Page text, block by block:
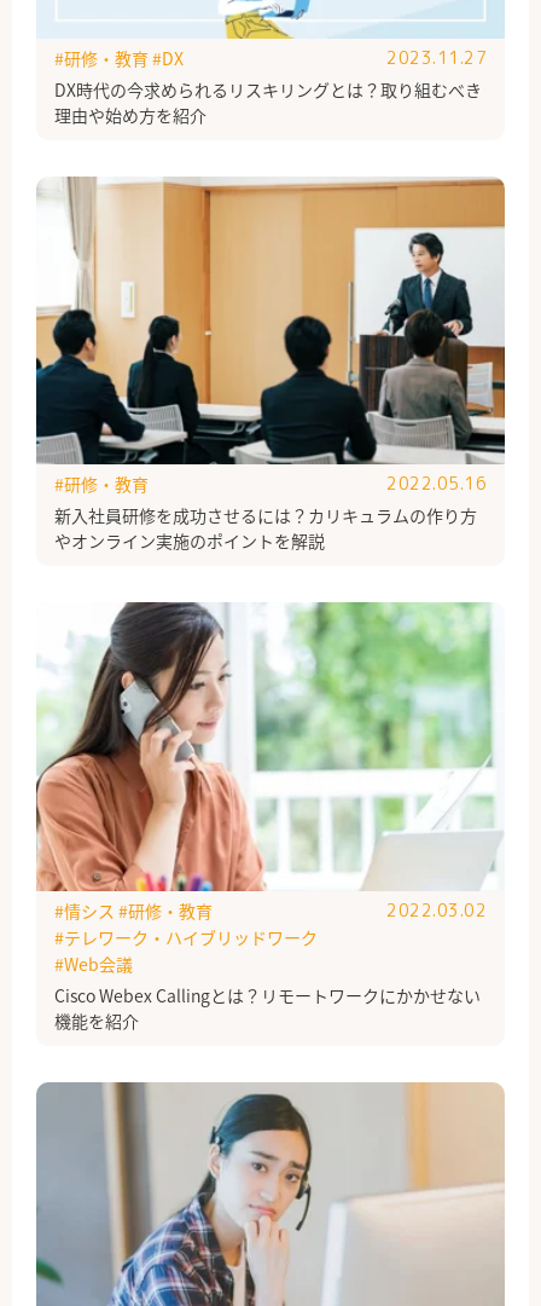
DX時代の今求められるリスキリングとは？取り組むべき
理由や始め方を紹介
#研修・教育#DX 2023.11.27
新入社員研修を成功させるには？カリキュラムの作り方
やオンライン実施のポイントを解説
#研修・教育 2022.05.16
Cisco Webex Callingとは？リモートワークにかかせない
機能を紹介
#情シス #研修・教育
#テレワーク・ハイブリッドワーク
#Web会議
2022.03.02